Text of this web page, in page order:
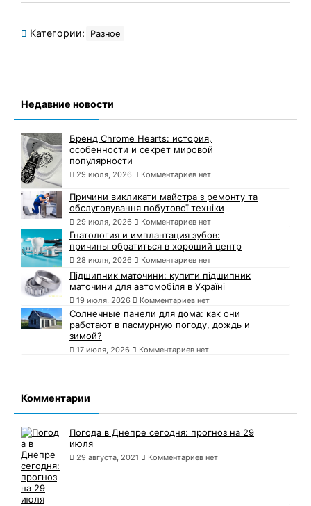
Категории: Разное
Недавние новости
Бренд Chrome Hearts: история,
особенности и секрет мировой
популярности
29 июля, 2026 Комментариев нет
Причини викликати майстра з ремонту та
обслуговування побутової техніки
29 июля, 2026 Комментариев нет
Гнатология и имплантация зубов:
причины обратиться в хороший центр
28 июля, 2026 Комментариев нет
Підшипник маточини: купити підшипник
маточини для автомобіля в Україні
19 июля, 2026 Комментариев нет
Солнечные панели для дома: как они
работают в пасмурную погоду, дождь и
зимой?
17 июля, 2026 Комментариев нет
Комментарии
Погода в Днепре сегодня: прогноз на 29
июля
29 августа, 2021 Комментариев нет